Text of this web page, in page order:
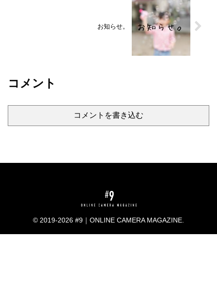
お知らせ。
コメント
コメントを書き込む
© 2019-2026 #9｜ONLINE CAMERA MAGAZINE.